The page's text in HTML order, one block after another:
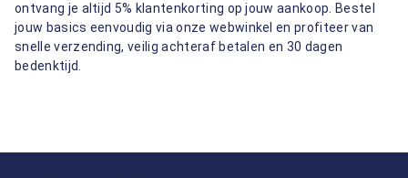
ontvang je altijd 5% klantenkorting op jouw aankoop. Bestel
jouw basics eenvoudig via onze webwinkel en profiteer van
snelle verzending, veilig achteraf betalen en 30 dagen
bedenktijd.